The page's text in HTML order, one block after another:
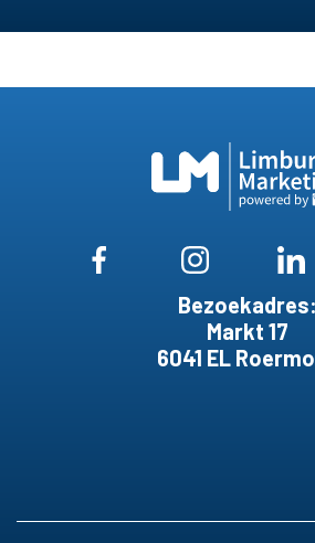
Bezoekadres:
Markt 17
6041 EL